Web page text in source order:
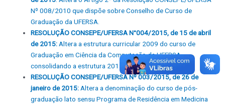
Nº 008/2010 que dispõe sobre Conselho de Curso de
Graduação da UFERSA.
RESOLUÇÃO CONSEPE/UFERSA N°004/2015, de 15 de abril
de 2015:Altera a estrutura curricular 2009 do curso de
Graduação em Ciência da Computação da UFERSA,
consolidando a estrutura 2015.
RESOLUÇÃO CONSEPE/UFERSA Nº 003/2015, de 26 de
janeiro de 2015:Altera a denominação do curso de pós-
graduação lato sensu Programa de Residência em Medicina